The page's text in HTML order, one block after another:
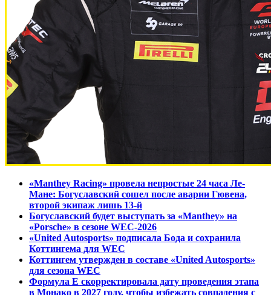
«Manthey Racing» провела непростые 24 часа Ле-
Мане: Богуславский сошел после аварии Гювена,
второй экипаж лишь 13-й
Богуславский будет выступать за «Manthey» на
«Porsche» в сезоне WEC-2026
«United Autosports» подписала Бода и сохранила
Коттингема для WEC
Коттингем утвержден в составе «United Autosports»
для сезона WEC
Формула E скорректировала дату проведения этапа
в Монако в 2027 году, чтобы избежать совпадения с